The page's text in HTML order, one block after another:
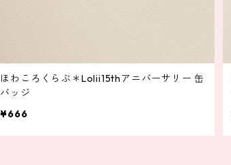
ほわころくらぶ＊Lolii15thアニバーサリー 缶
バッジ
¥666